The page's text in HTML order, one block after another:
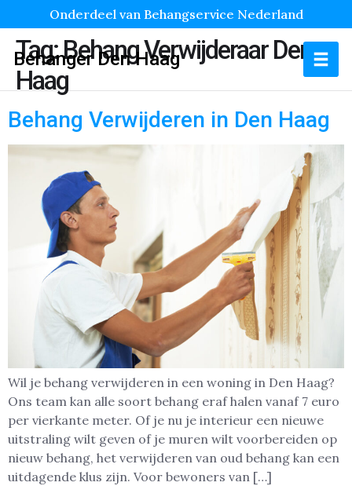
Onderdeel van Behangservice Nederland
Behanger Den Haag
Tag:Behang Verwijderaar Den
Haag
Behang Verwijderen in Den Haag
Wil je behang verwijderen in een woning in Den Haag?
Ons team kan alle soort behang eraf halen vanaf 7 euro
per vierkante meter. Of je nu je interieur een nieuwe
uitstraling wilt geven of je muren wilt voorbereiden op
nieuw behang, het verwijderen van oud behang kan een
uitdagende klus zijn. Voor bewoners van […]